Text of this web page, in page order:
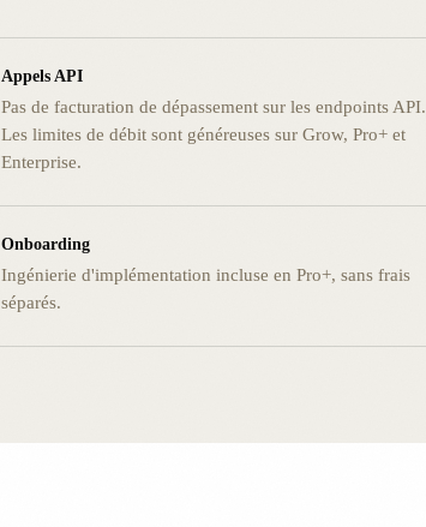
Appels API
Pas de facturation de dépassement sur les endpoints API.
Les limites de débit sont généreuses sur Grow, Pro+ et
Enterprise.
Onboarding
Ingénierie d'implémentation incluse en Pro+, sans frais
séparés.